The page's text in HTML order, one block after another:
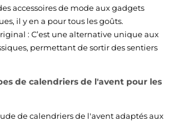
accessoires de mode aux gadgets
il y en a pour tous les goûts.
: C’est une alternative unique aux
permettant de sortir des sentiers
de calendriers de l'avent pour les
de calendriers de l'avent adaptés aux